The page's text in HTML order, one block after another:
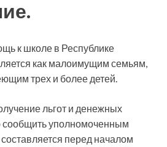
к школе в Республике
как малоимущим семьям,
трех и более детей.
льгот и денежных
уполномоченным
перед началом